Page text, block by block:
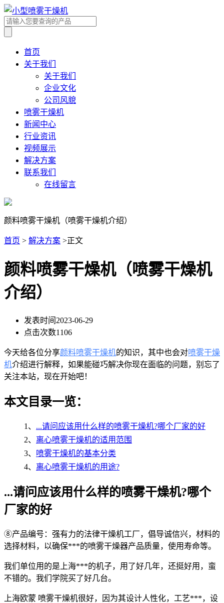
首页
关于我们
关于我们
企业文化
公司风貌
喷雾干燥机
新闻中心
行业资讯
视频展示
解决方案
联系我们
在线留言
颜料喷雾干燥机（喷雾干燥机介绍）
首页 > 解决方案 >正文
颜料喷雾干燥机（喷雾干燥机
介绍）
发表时间 2023-06-29
点击次数1106
今天给各位分享颜料喷雾干燥机的知识，其中也会对喷雾干燥
机介绍进行解释，如果能碰巧解决你现在面临的问题，别忘了
关注本站，现在开始吧！
本文目录一览：
1、 ...请问应该用什么样的喷雾干燥机?哪个厂家的好
2、 离心喷雾干燥机的适用范围
3、 喷雾干燥机的基本分类
4、 离心喷雾干燥机的用途?
...请问应该用什么样的喷雾干燥机?哪个
厂家的好
⑧产品编号：强有力的法律干燥机工厂，倡导诚信兴，材料的
选择材料，以确保***的喷雾干燥器产品质量，使用寿命等。
我们单位用的是上海***的机子，用了好几年，还挺好用，蛮
不错的。我们学院买了好几台。
上海欧蒙 喷雾干燥机很好，因为其设计人性化，工艺***，设